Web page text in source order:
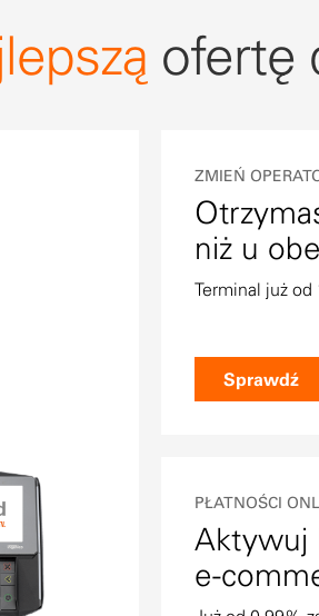
ofertę
ZMIEŃ
niż u
Terminal już od
Sprawdź
PŁATNOŚCI
Aktywuj
e-